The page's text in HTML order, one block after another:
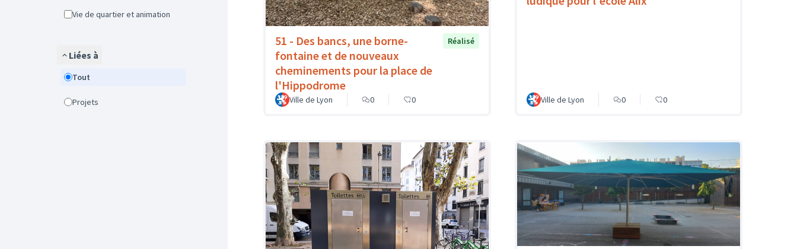
Vie de quartier et animation
Liées à
Tout
Projets
51 - Des bancs, une borne-
fontaine et de nouveaux
cheminements pour la place de
l'Hippodrome
Réalisé
Ville de Lyon 0 0 Ville de Lyon 0 0